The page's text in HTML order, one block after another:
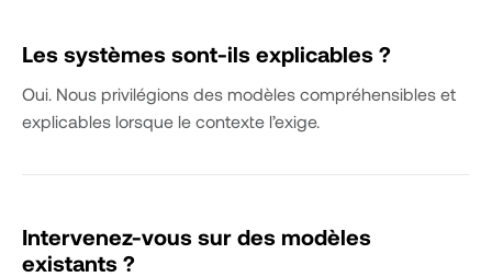
Les systèmes sont-ils explicables ?
Oui. Nous privilégions des modèles compréhensibles et
explicables lorsque le contexte l’exige.
Intervenez-vous sur des modèles
existants ?